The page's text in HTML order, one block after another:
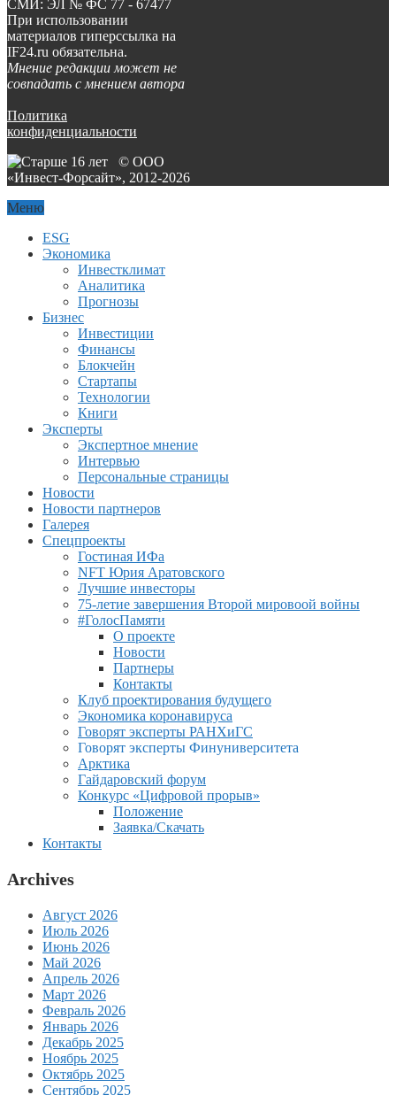
СМИ: ЭЛ № ФС 77 - 67477
При использовании
материалов гиперссылка на
IF24.ru обязательна.
Мнение редакции может не
совпадать с мнением автора
Политика
конфиденциальности
© ООО
«Инвест-Форсайт», 2012-2026
Меню
ESG
Экономика
Инвестклимат
Аналитика
Прогнозы
Бизнес
Инвестиции
Финансы
Блокчейн
Стартапы
Технологии
Книги
Эксперты
Экспертное мнение
Интервью
Персональные страницы
Новости
Новости партнеров
Галерея
Спецпроекты
Гостиная ИФа
NFT Юрия Аратовского
Лучшие инвесторы
75-летие завершения Второй мировоой войны
#ГолосПамяти
О проекте
Новости
Партнеры
Контакты
Клуб проектирования будущего
Экономика коронавируса
Говорят эксперты РАНХиГС
Говорят эксперты Финуниверситета
Арктика
Гайдаровский форум
Конкурс «Цифровой прорыв»
Положение
Заявка/Скачать
Контакты
Archives
Август 2026
Июль 2026
Июнь 2026
Май 2026
Апрель 2026
Март 2026
Февраль 2026
Январь 2026
Декабрь 2025
Ноябрь 2025
Октябрь 2025
Сентябрь 2025